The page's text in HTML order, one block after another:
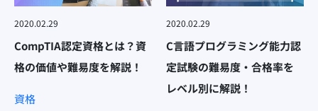
2020.02.29
CompTIA認定資格とは？資
格の価値や難易度を解説！
資格
2020.02.29
C言語プログラミング能力認
定試験の難易度・合格率を
レベル別に解説！